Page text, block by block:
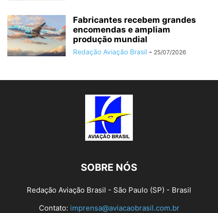
Fabricantes recebem grandes
encomendas e ampliam
produção mundial
Redação Aviação Brasil - 25/07/2026
SOBRE NÓS
Redação Aviação Brasil - São Paulo (SP) - Brasil
Contato: imprensa@aviacaobrasil.com.br